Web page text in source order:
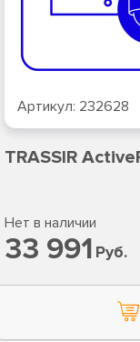
Артикул: 232628
TRASSIR
Нет в наличии
33 991 Руб.